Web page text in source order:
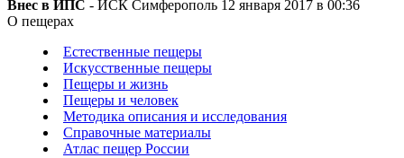
Внес в ИПС - ИСК Симферополь 12 января 2017 в 00:36
О пещерах
Естественные пещеры
Искусственные пещеры
Пещеры и жизнь
Пещеры и человек
Методика описания и исследования
Справочные материалы
Атлас пещер России